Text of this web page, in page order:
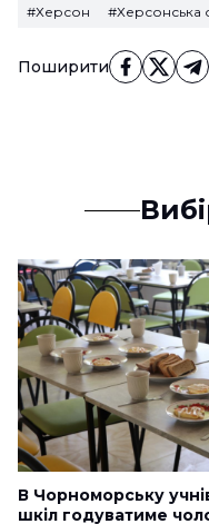
Поширити
#Херсон
#Херсонська
В Чорноморську
шкіл годуватиме